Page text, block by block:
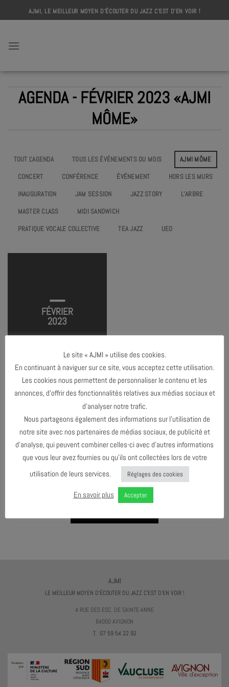
to
AJMI, LE MEILLEUR MOYEN D'ÉCOUTER DU JAZZ C'EST D'EN VOIR !
AGENDA - FÉVRIER 2023 «AJMI
MÔME»
TOUT L'AGENDA TOUS LES ÉVÉNEMENTS DU MOIS
AJMI MÔME
CONCERT
CONFÉRENCE ÉVÉNEMENT
HORS LES MURS
INAUGURATION
JAM SESSION JAZZ STORY
L’ARBRE
MASTER CLASS
MIDI SANDWICH
PRATIQUE VOCALE COLLECTIVE
TEA JAZZ UEO
FÉVRIER
2023
MARS 2023
AGENDA AU FORMATICAL
AJMI
LE MEILLEUR MOYEN D'ÉCOUTER DU JAZZ C'EST D'EN VOIR !
4 RUE DES ESC. DE SAINTE-ANNE
84000 AVIGNON
T. 07 59 54 22 92
Le site « AJMI » utilise des cookies.
En continuant à naviguer sur ce site, vous acceptez cette utilisation.
Les cookies nous permettent de personnaliser le contenu et les
annonces, d’offrir des fonctionnalités relatives aux médias sociaux et
d’analyser notre trafic.
Nous partageons également des informations sur l’utilisation de
notre site avec nos partenaires de médias sociaux, de publicité et
d’analyse, qui peuvent combiner celles-ci avec d’autres informations
que vous leur avez fournies ou qu’ils ont collectées lors de votre
utilisation de leurs services.
Réglages des cookies
En savoir plus Accepter